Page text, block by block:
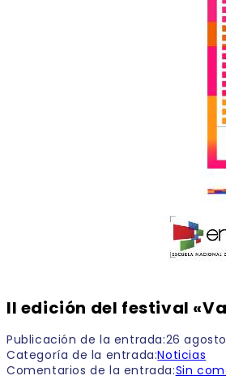
II edición del festival
Publicación de la entrada:26
Categoría de la entrada:Noticias
Comentarios de la entrada:Sin